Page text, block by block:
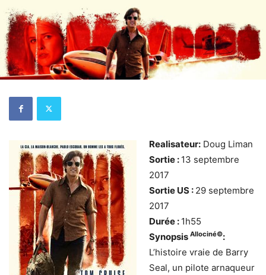
Realisateur: Doug Liman
Sortie : 13 septembre
2017
Sortie US : 29 septembre
2017
Durée : 1h55
Synopsis Allociné©:
L’histoire vraie de Barry
Seal, un pilote arnaqueur